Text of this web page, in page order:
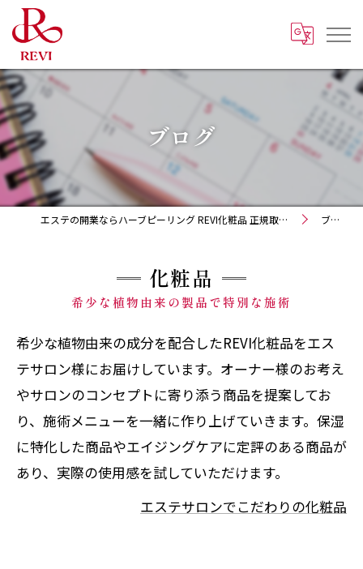
ブログ
エステの開業ならハーブピーリング REVI化粧品 正規取扱販売会社 ブログ
化粧品
希少な植物由来の製品で特別な施術
希少な植物由来の成分を配合したREVI化粧品をエス
テサロン様にお届けしています。オーナー様のお考え
やサロンのコンセプトに寄り添う商品を提案してお
り、施術メニューを一緒に作り上げていきます。保湿
に特化した商品やエイジングケアに定評のある商品が
あり、実際の使用感を試していただけます。
エステサロンでこだわりの化粧品